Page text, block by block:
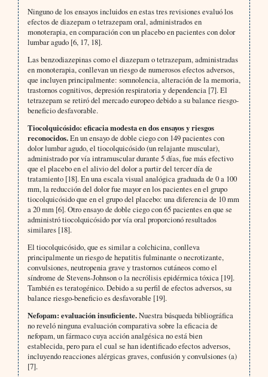
Ninguno de los ensayos incluidos en estas tres revisiones evaluó los
efectos de diazepam o tetrazepam oral, administrados en
monoterapia, en comparación con un placebo en pacientes con dolor
lumbar agudo [6, 17, 18].
Las benzodiazepinas como el diazepam o tetrazepam, administradas
en monoterapia, conllevan un riesgo de numerosos efectos adversos,
que incluyen principalmente: somnolencia, alteración de la memoria,
trastornos cognitivos, depresión respiratoria y dependencia [7]. El
tetrazepam se retiró del mercado europeo debido a su balance riesgo-
beneficio desfavorable.
Tiocolquicósido: eficacia modesta en dos ensayos y riesgos
reconocidos.En un ensayo de doble ciego con 149 pacientes con
dolor lumbar agudo, el tiocolquicósido (un relajante muscular),
administrado por vía intramuscular durante 5 días, fue más efectivo
que el placebo en el alivio del dolor a partir del tercer día de
tratamiento [18]. En una escala visual analógica graduada de 0 a 100
mm, la reducción del dolor fue mayor en los pacientes en el grupo
tiocolquicósido que en el grupo del placebo: una diferencia de 10 mm
a 20 mm [6]. Otro ensayo de doble ciego con 65 pacientes en que se
administró tiocolquicósido por vía oral proporcionó resultados
similares [18].
El tiocolquicósido, que es similar a colchicina, conlleva
principalmente un riesgo de hepatitis fulminante o necrotizante,
convulsiones, neutropenia grave y trastornos cutáneos como el
síndrome de Stevens-Johnson o la necrólisis epidérmica tóxica [19].
También es teratogénico. Debido a su perfil de efectos adversos, su
balance riesgo-beneficio es desfavorable [19].
Nefopam: evaluación insuficiente.Nuestra búsqueda bibliográfica
no reveló ninguna evaluación comparativa sobre la eficacia de
nefopam, un fármaco cuya acción analgésica no está bien
establecida, pero para el cual se han identificado efectos adversos,
incluyendo reacciones alérgicas graves, confusión y convulsiones (a)
[7].